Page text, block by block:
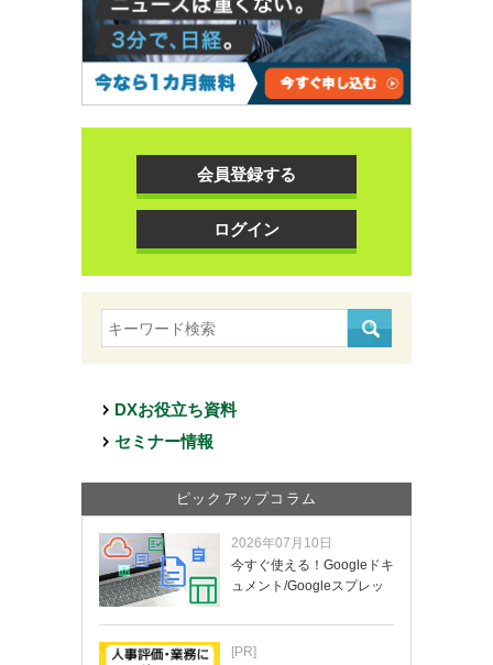
会員登録する
ログイン
DXお役立ち資料
セミナー情報
ピックアップコラム
2026年07月10日
今すぐ使える！Googleドキ
ュメント/Googleスプレッ
[PR]